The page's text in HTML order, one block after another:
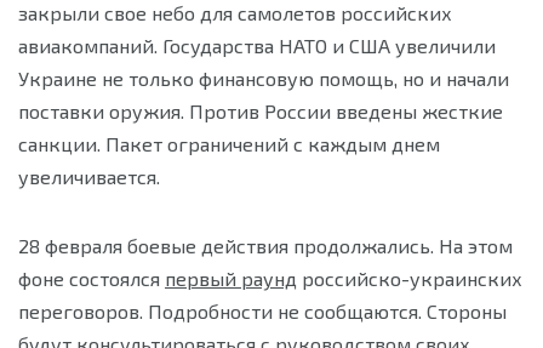
закрыли свое небо для самолетов российских
авиакомпаний. Государства НАТО и США увеличили
Украине не только финансовую помощь, но и начали
поставки оружия. Против России введены жесткие
санкции. Пакет ограничений с каждым днем
увеличивается.
28 февраля боевые действия продолжались. На этом
фоне состоялся первый раунд российско-украинских
переговоров. Подробности не сообщаются. Стороны